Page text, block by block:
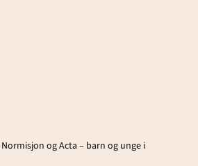
og Acta – barn og unge i